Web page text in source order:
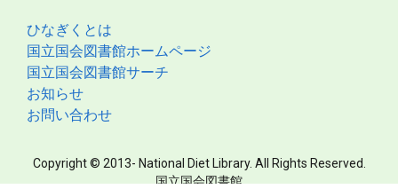
ひなぎくとは
国立国会図書館ホームページ
国立国会図書館サーチ
お知らせ
お問い合わせ
Copyright © 2013- National Diet Library. All Rights Reserved.